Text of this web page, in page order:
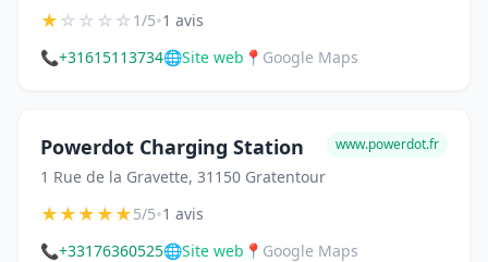
★☆☆☆☆1/5•1 avis
📞+31615113734🌐Site web 📍 Google Maps
Powerdot Charging Station
1 Rue de la Gravette, 31150 Gratentour
www.powerdot.fr
★★★★★5/5•1 avis
📞+33176360525🌐Site web 📍 Google Maps